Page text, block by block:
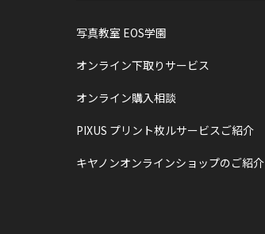
写真教室 EOS学園
オンライン下取りサービス
オンライン購入相談
PIXUS プリント枚ルサービスご紹介
キヤノンオンラインショップのご紹介